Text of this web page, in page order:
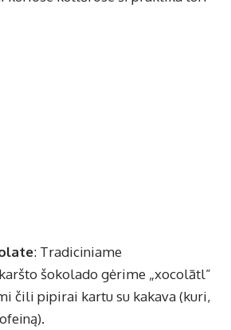
: Tradiciniame
šokolado gėrime „xocolātl”
čili pipirai kartu su kakava (kuri,